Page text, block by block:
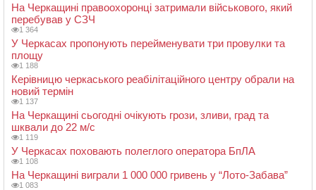
На Черкащині правоохоронці затримали військового, який
перебував у СЗЧ
1 364
У Черкасах пропонують перейменувати три провулки та
площу
1 188
Керівницю черкаського реабілітаційного центру обрали на
новий термін
1 137
На Черкащині сьогодні очікують грози, зливи, град та
шквали до 22 м/с
1 119
У Черкасах поховають полеглого оператора БпЛА
1 108
На Черкащині виграли 1 000 000 гривень у “Лото-Забава”
1 083